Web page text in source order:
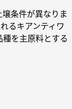
条件が異なりま
るキアンティワ
種を主原料とする